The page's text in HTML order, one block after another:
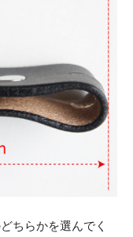
ちらかを選んでく